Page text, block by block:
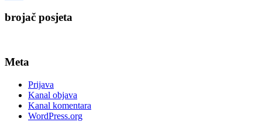
brojač posjeta
Meta
Prijava
Kanal objava
Kanal komentara
WordPress.org